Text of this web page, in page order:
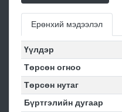
Ерөнхий мэдээлэл
Үүлдэр
Төрсөн огноо
Төрсөн нутаг
Бүртгэлийн дугаар